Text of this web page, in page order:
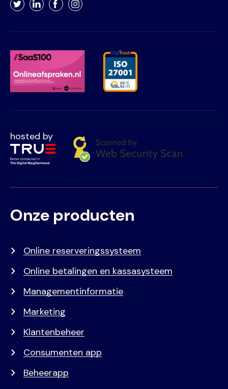
TwitterLinkedInFacebookInstagram
hosted by
Voet
Primair
Onze producten
Online reserveringssysteem
Online betalingen en kassasysteem
Managementinformatie
Marketing
Klantenbeheer
Consumenten app
Beheerapp